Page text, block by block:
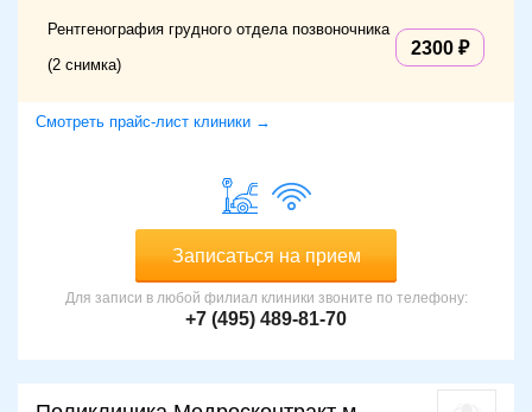
Рентгенография грудного отдела позвоночника
(2 снимка)
2300
Смотреть прайс-лист клиники →
Записаться на прием
Для записи в любой филиал клиники звоните по телефону:
+7 (495) 489-81-70